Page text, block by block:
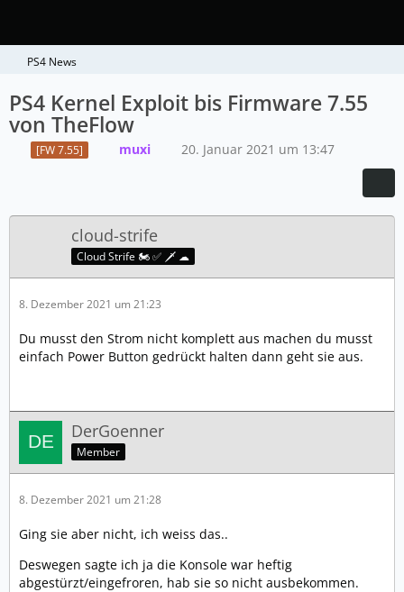
PS4 News
PS4 Kernel Exploit bis Firmware 7.55
von TheFlow
[FW 7.55] muxi 20. Januar 2021 um 13:47
cloud-strife
Cloud Strife 🏍️ ✅ 🗡️ ☁
8. Dezember 2021 um 21:23
Du musst den Strom nicht komplett aus machen du musst
einfach Power Button gedrückt halten dann geht sie aus.
DerGoenner
Member
8. Dezember 2021 um 21:28
Ging sie aber nicht, ich weiss das..
Deswegen sagte ich ja die Konsole war heftig
abgestürzt/eingefroren, hab sie so nicht ausbekommen.